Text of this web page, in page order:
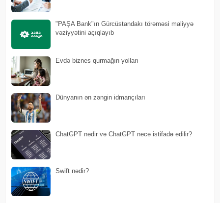
"PAŞA Bank"ın Gürcüstandakı törəməsi maliyyə
vəziyyətini açıqlayıb
Evdə biznes qurmağın yolları
Dünyanın ən zəngin idmançıları
ChatGPT nədir və ChatGPT necə istifadə edilir?
Swift nədir?